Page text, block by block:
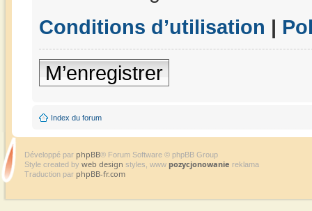
Conditions d’utilisation |
M’enregistrer
Index du forum
Développé par phpBB® Forum Software © phpBB Group
Style created by web design styles, www pozycjonowanie reklama
Traduction par phpBB-fr.com